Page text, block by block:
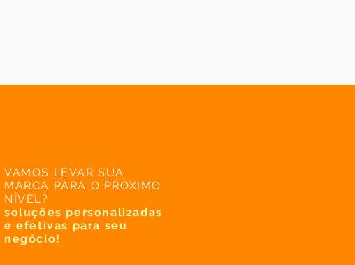
VAMOS LEVAR SUA
MARCA PARA O PRÓXIMO
NÍVEL?
soluções personalizadas
e efetivas para seu
negócio!